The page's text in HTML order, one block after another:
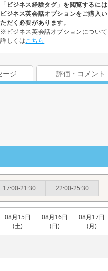
「ビジネス経験タグ」を閲覧するには
ビジネス英会話オプションをご購入い
ただく必要があります。
※ビジネス英会話オプションについて
詳しくはこちら
ージ 評価・コメント
17:00-21:30 22:00-25:30
08月15日
(土)
08月16日
(日)
08月17日
(月)